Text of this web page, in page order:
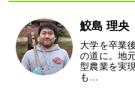
鮫島 理央
大学を卒業
の道に。地
型農業を実
も…